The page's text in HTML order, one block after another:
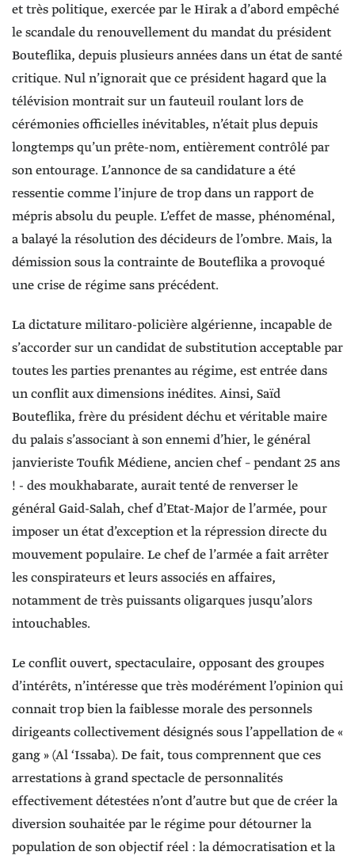
et très politique, exercée par le Hirak a d’abord empêché
le scandale du renouvellement du mandat du président
Bouteflika, depuis plusieurs années dans un état de santé
critique. Nul n’ignorait que ce président hagard que la
télévision montrait sur un fauteuil roulant lors de
cérémonies officielles inévitables, n’était plus depuis
longtemps qu’un prête-nom, entièrement contrôlé par
son entourage. L’annonce de sa candidature a été
ressentie comme l’injure de trop dans un rapport de
mépris absolu du peuple. L’effet de masse, phénoménal,
a balayé la résolution des décideurs de l’ombre. Mais, la
démission sous la contrainte de Bouteflika a provoqué
une crise de régime sans précédent.
La dictature militaro-policière algérienne, incapable de
s’accorder sur un candidat de substitution acceptable par
toutes les parties prenantes au régime, est entrée dans
un conflit aux dimensions inédites. Ainsi, Saïd
Bouteflika, frère du président déchu et véritable maire
du palais s’associant à son ennemi d’hier, le général
janvieriste Toufik Médiene, ancien chef – pendant 25 ans
! - des moukhabarate, aurait tenté de renverser le
général Gaid-Salah, chef d’Etat-Major de l’armée, pour
imposer un état d’exception et la répression directe du
mouvement populaire. Le chef de l’armée a fait arrêter
les conspirateurs et leurs associés en affaires,
notamment de très puissants oligarques jusqu’alors
intouchables.
Le conflit ouvert, spectaculaire, opposant des groupes
d’intérêts, n’intéresse que très modérément l’opinion qui
connait trop bien la faiblesse morale des personnels
dirigeants collectivement désignés sous l’appellation de «
gang » (Al ‘Issaba). De fait, tous comprennent que ces
arrestations à grand spectacle de personnalités
effectivement détestées n’ont d’autre but que de créer la
diversion souhaitée par le régime pour détourner la
population de son objectif réel : la démocratisation et la